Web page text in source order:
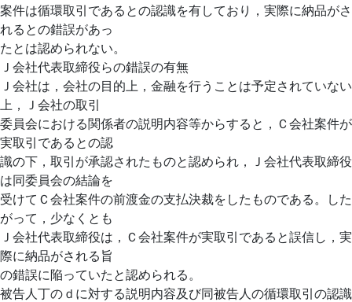
案件は循環取引であるとの認識を有しており，実際に納品がさ
れるとの錯誤があっ
たとは認められない。
Ｊ会社代表取締役らの錯誤の有無
Ｊ会社は，会社の目的上，金融を行うことは予定されていない
上，Ｊ会社の取引
委員会における関係者の説明内容等からすると，Ｃ会社案件が
実取引であるとの認
識の下，取引が承認されたものと認められ，Ｊ会社代表取締役
は同委員会の結論を
受けてＣ会社案件の前渡金の支払決裁をしたものである。した
がって，少なくとも
Ｊ会社代表取締役は，Ｃ会社案件が実取引であると誤信し，実
際に納品がされる旨
の錯誤に陥っていたと認められる。
被告人丁のｄに対する説明内容及び同被告人の循環取引の認識